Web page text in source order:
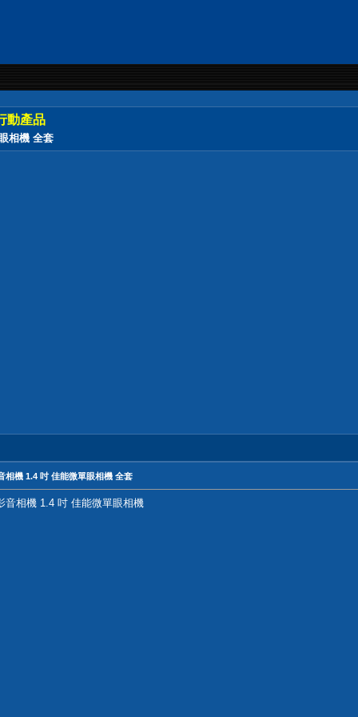
動產品
相機 全套
機 1.4 吋 佳能微單眼相機 全套
音相機 1.4 吋 佳能微單眼相機